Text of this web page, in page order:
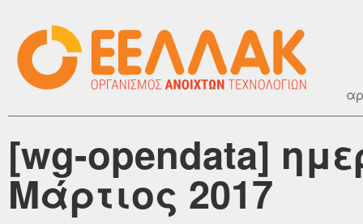
[wg-opendata]
Μάρτιος 2017